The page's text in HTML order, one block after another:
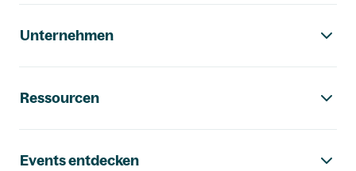
Unternehmen
Ressourcen
Events entdecken